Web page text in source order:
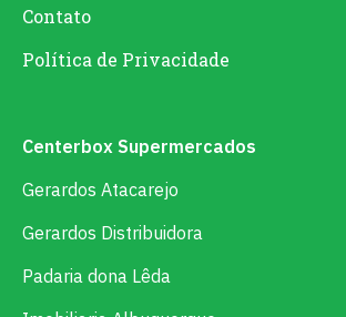
Contato
Política de Privacidade
Centerbox Supermercados
Gerardos Atacarejo
Gerardos Distribuidora
Padaria dona Lêda